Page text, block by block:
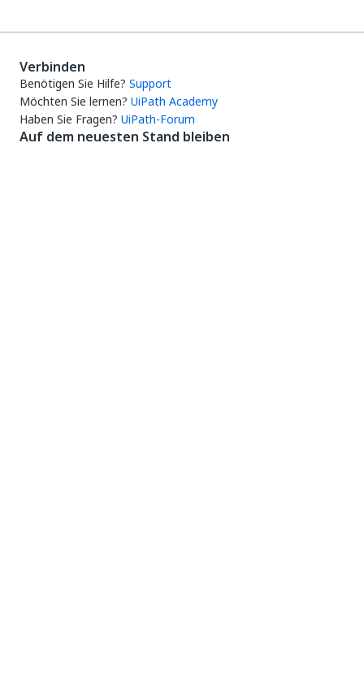
Verbinden
Benötigen Sie Hilfe? Support
Möchten Sie lernen? UiPath Academy
Haben Sie Fragen? UiPath-Forum
Auf dem neuesten Stand bleiben